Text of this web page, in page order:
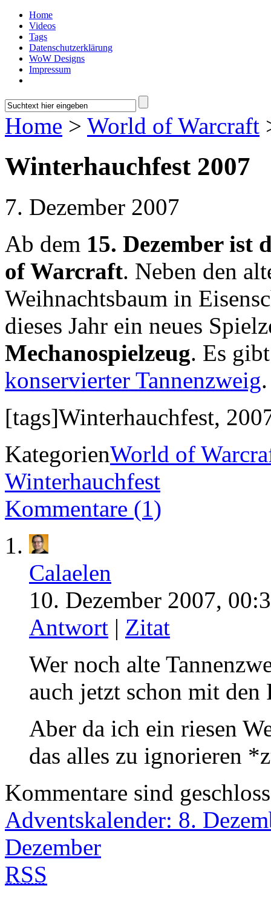
Home
Videos
Tags
Datenschutzerklärung
WoW Designs
Impressum
Home > World of Warcraft
Winterhauchfest 2007
7. Dezember 2007
Ab dem 15. Dezember ist
of Warcraft. Neben den
Weihnachtsbaum in
dieses Jahr ein neues
Mechanospielzeug. Es
konservierter Tannenzweig.
[tags]Winterhauchfest,
KategorienWorld of
Winterhauchfest
Kommentare (1)
Calaelen
10. Dezember 2007,
Antwort | Zitat
Wer noch alte
auch jetzt schon mit den
Aber da ich ein riesen
das alles zu ignorieren
Kommentare sind
Adventskalender: 8.
Dezember
RSS